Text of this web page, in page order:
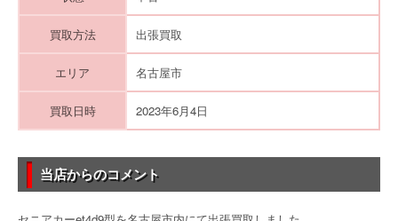
買取方法 出張買取
エリア 名古屋市
買取日時 2023年6月4日
当店からのコメント